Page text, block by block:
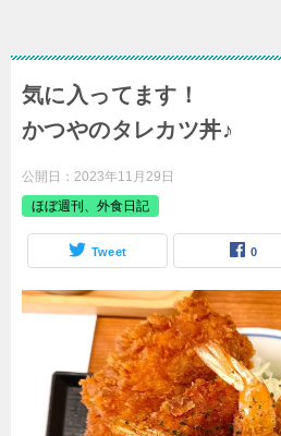
気に入ってます！
かつやのタレカツ丼♪
公開日： 2023年11月29日
ほぼ週刊、外食日記
Tweet 0